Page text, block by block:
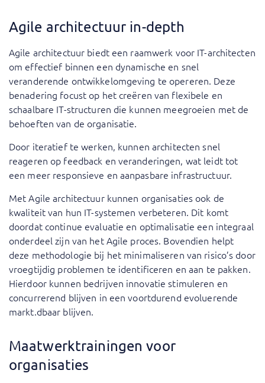
Agile architectuur in-depth
Agile architectuur biedt een raamwerk voor IT-architecten
om effectief binnen een dynamische en snel
veranderende ontwikkelomgeving te opereren. Deze
benadering focust op het creëren van flexibele en
schaalbare IT-structuren die kunnen meegroeien met de
behoeften van de organisatie.
Door iteratief te werken, kunnen architecten snel
reageren op feedback en veranderingen, wat leidt tot
een meer responsieve en aanpasbare infrastructuur.
Met Agile architectuur kunnen organisaties ook de
kwaliteit van hun IT-systemen verbeteren. Dit komt
doordat continue evaluatie en optimalisatie een integraal
onderdeel zijn van het Agile proces. Bovendien helpt
deze methodologie bij het minimaliseren van risico’s door
vroegtijdig problemen te identificeren en aan te pakken.
Hierdoor kunnen bedrijven innovatie stimuleren en
concurrerend blijven in een voortdurend evoluerende
markt.dbaar blijven.
Maatwerktrainingen voor
organisaties